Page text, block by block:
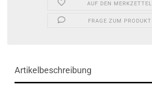
AUF DEN MERKZETTEL
FRAGE ZUM PRODUKT
Artikelbeschreibung